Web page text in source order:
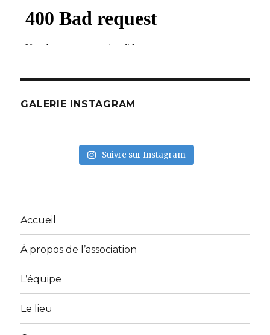
GALERIE INSTAGRAM
Suivre sur Instagram
Accueil
À propos de l’association
L’équipe
Le lieu